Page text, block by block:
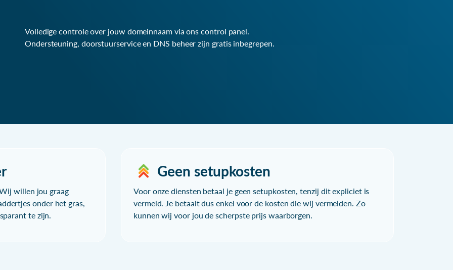
Volledige controle over jouw domeinnaam via ons control panel.
Ondersteuning, doorstuurservice en DNS beheer zijn gratis inbegrepen.
willen jou graag
onder het gras,
te zijn.
Geen setupkosten
Voor onze diensten betaal je geen setupkosten, tenzij dit expliciet is
vermeld. Je betaalt dus enkel voor de kosten die wij vermelden. Zo
kunnen wij voor jou de scherpste prijs waarborgen.